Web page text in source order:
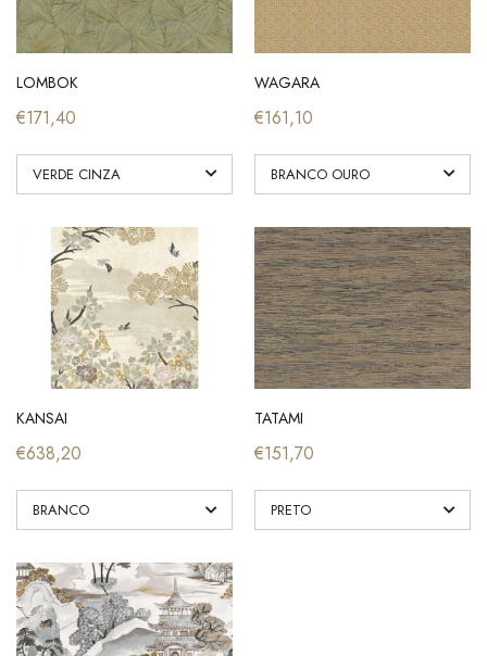
JUTE MAT UNI
€53,50
SHINOK
€118,20
LOMBOK
€171,40
WAGARA
€161,10
KANSAI
€638,20
TATAMI
€151,70